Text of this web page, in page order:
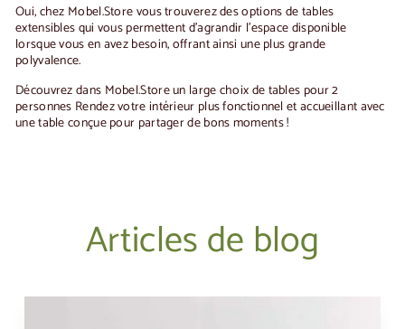
Oui, chez Mobel.Store vous trouverez des options detables
extensiblesqui vous permettent d'agrandir l'espace disponible
lorsque vous en avez besoin, offrant ainsi une plus grande
polyvalence.
Découvrez dans Mobel.Store un large choix detables pour 2
personnes Rendez votre intérieur plus fonctionnel et accueillant avec
une table conçue pour partager de bons moments !
Articles de blog